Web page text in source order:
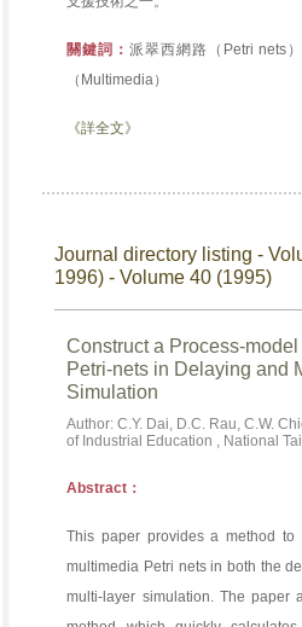
關鍵詞：派翠西網路（Petri nets
（Multimedia）
《詳全文》
Journal directory listing -
1996) - Volume 40 (1995)
Construct a Process-
Petri-nets in Delaying and
Simulation
Author: C.Y. Dai, D.C. Rau, C.W.
of Industrial Education , National
Abstract：
This paper provides a method to
multimedia Petri nets in both the
multi-layer simulation. The paper